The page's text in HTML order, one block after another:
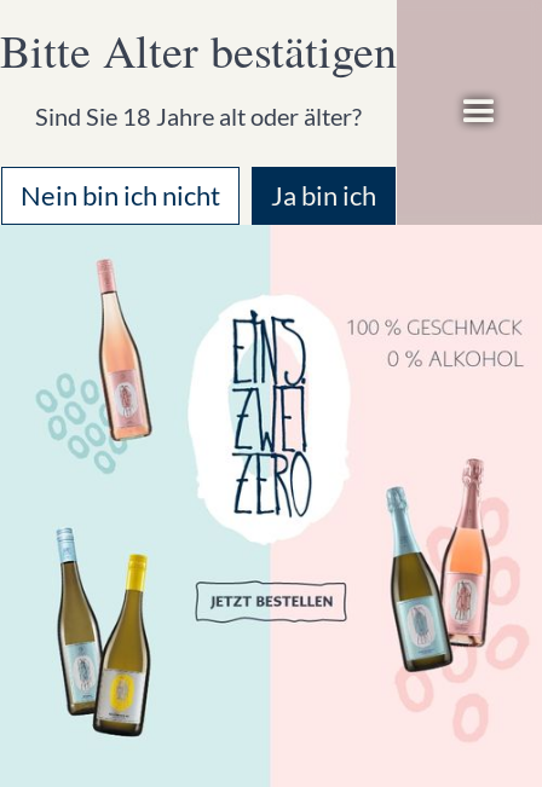
Bitte Alter bestätigen
Sind Sie 18 Jahre alt oder älter?
Nein bin ich nicht Ja bin ich